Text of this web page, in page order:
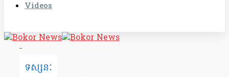
Videos
ទស្សនៈ